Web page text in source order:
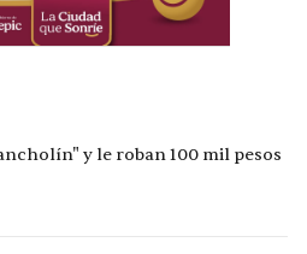
y le roban 100 mil pesos